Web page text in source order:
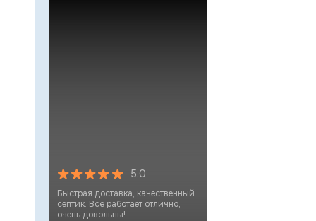
5.0
Быстрая доставка, качественный
септик. Всё работает отлично,
очень довольны!